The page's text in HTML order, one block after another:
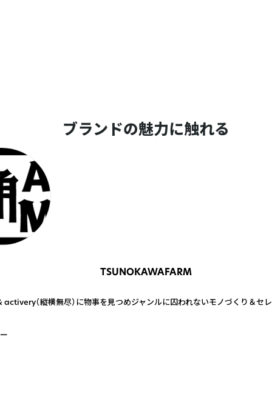
ブランドの魅力に触れる
TSUNOKAWAFARM
（縦横無尽）に物事を見つめジャンルに囚われないモノづくり＆セレ